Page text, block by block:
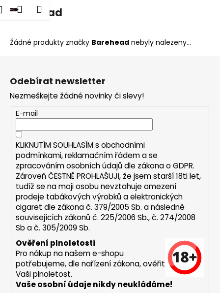
Přejít
na
Přihlášení
Nákupní
Menu
Barehead
Žádné produkty značky Barehead nebyly nalezeny...
K
o
k C
p
o
t
e
b
u
e
e
n
a
?
Odebírat newsletter
Nezmeškejte žádné novinky či slevy!
E-mail
KLIKNUTÍM SOUHLASÍM s obchodními
podmínkami,reklamačním řádem a se
zpracováním osobních údajů dle zákona oGDPR.
Zároveň ČESTNĚ PROHLAŠUJI, že jsem starší 18ti let,
tudíž se na moji osobu nevztahuje omezení
prodeje tabákových výrobků a elektronických
cigaret dle zákona č. 379/2005 Sb. a následně
souvisejících zákonů č. 225/2006 Sb., č. 274/2008
Sb a č. 305/2009 Sb.
Ověření plnoletosti
Pro nákup na našem e-shopu
potřebujeme, dle nařízení zákona, ověřit
Vaši plnoletost.
Vaše osobní údaje nikdy neukládáme!